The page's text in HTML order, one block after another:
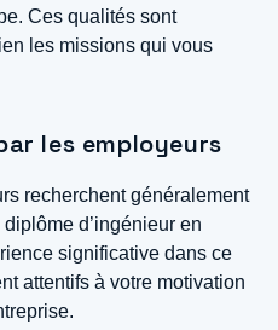
Ces qualités sont
les missions qui vous
les employeurs
recherchent généralement
d’ingénieur en
significative dans ce
attentifs à votre motivation